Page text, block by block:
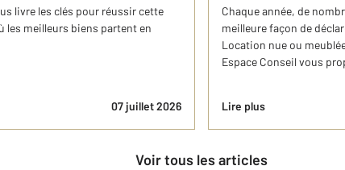
livre les clés pour réussir cette
les meilleurs biens partent en
07 juillet 2026
Chaque année, de
meilleure façon de
Location nue ou meublée
Espace Conseil vous
Lire plus
Voir tous les articles